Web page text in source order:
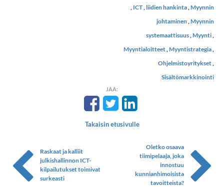
ICT liidien hankinta Myynnin
johtaminen Myynnin
systemaattisuus Myynti
Myyntialoitteet Myyntistrategia
Ohjelmistoyritykset
Sisältömarkkinointi
JAA:
Takaisin etusivulle
Raskaat ja kalliit
julkishallinnon ICT-
kilpailutukset toimivat
surkeasti
Oletko osaava
tiimipelaaja, joka
innostuu
kunnianhimoisista
tavoitteista?